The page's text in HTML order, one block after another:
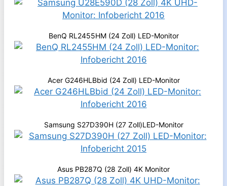
BenQ RL2455HM (24 Zoll) LED-Monitor
Acer G246HLBbid (24 Zoll) LED-Monitor
Samsung S27D390H (27 Zoll)LED-Monitor
Asus PB287Q (28 Zoll) 4K Monitor